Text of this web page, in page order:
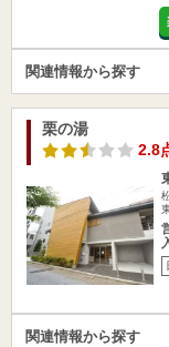
関連情報から探す
栗の湯
2.8
関連情報から探す